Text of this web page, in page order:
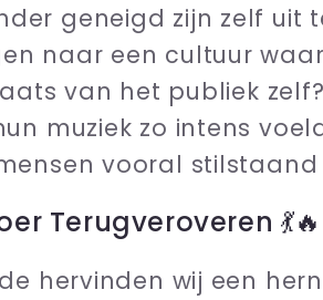
geneigd zijn zelf uit
naar een cultuur
van het publiek
muziek zo intens
vooral
Terugveroveren 💃🔥
hervinden wij een